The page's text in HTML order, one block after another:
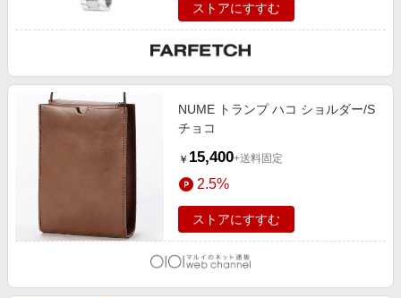
ストアにすすむ
NUME トランプ ハコ ショルダー/S
チョコ
￥ 15,400+送料固定
2.5%
ストアにすすむ